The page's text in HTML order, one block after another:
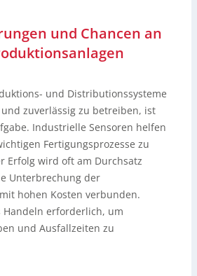
und Chancen an
und Distributionssysteme
zuverlässig zu betreiben, ist
Industrielle Sensoren helfen
Fertigungsprozesse zu
Erfolg wird oft am Durchsatz
Unterbrechung der
hohen Kosten verbunden.
Handeln erforderlich, um
und Ausfallzeiten zu